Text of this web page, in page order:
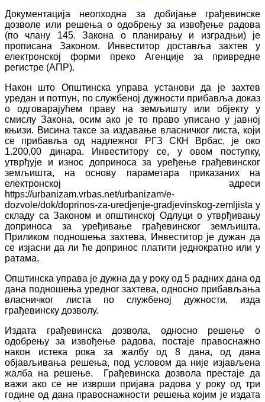
Документација неопходна за добијање грађевинске
дозволе или решења о одобрењу за извођење радова
(по члану 145. Закона о планирању и изградњи) је
прописана Законом. Инвеститор доставља захтев у
електронској форми преко Агенције за привредне
регистре (АПР).
Након што Општинска управа установи да је захтев
уредан и потпун, по службеној дужности прибавља доказ
о одговарајућем праву на земљишту или објекту у
смислу Закона, осим ако је то право уписано у јавној
књизи. Висина таксе за издавање власничког листа, који
се прибавља од надлежног РГЗ СКН Врбас, је око
1.200,00 динара. Инвеститору се, у овом поступку,
утврђује и износ доприноса за уређење грађевинског
земљишта, на основу параметара приказаних на
електронској адреси
https://urbanizam.vrbas.net/urbanizam/e-
dozvole/dok/doprinos-za-uredjenje-gradjevinskog-zemljista у
складу са Законом и општинској Одлуци о утврђивању
доприноса за уређивање грађевинског земљишта.
Приликом подношења захтева, Инвеститор је дужан да
се изјасни да ли ће допринос платити једнократно или у
ратама.
Општинска управа је дужна да у року од 5 радних дана од
дана подношења уредног захтева, односно прибављања
власничког листа по службеној дужности, изда
грађевинску дозволу.
Издата грађевинска дозвола, односно решење о
одобрењу за извођење радова, постаје правоснажно
након истека рока за жалбу од 8 дана, од дана
објављивања решења, под условом да није изјављена
жалба на решење. Грађевинска дозвола престаје да
важи ако се не изврши пријава радова у року од три
године од дана правоснажности решења којим је издата